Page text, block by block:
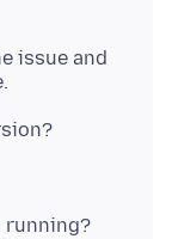
issue and
running?